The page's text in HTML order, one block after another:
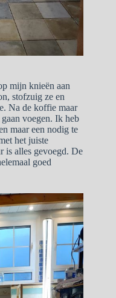
mijn knieën aan
stofzuig ze en
Na de koffie maar
voegen. Ik heb
maar een nodig te
het juiste
is alles gevoegd. De
goed